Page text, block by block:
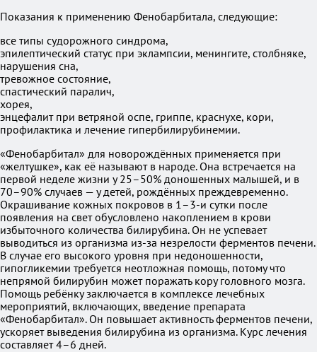
Показания к применению Фенобарбитала, следующие:
все типы судорожного синдрома,
эпилептический статус при эклампсии, менингите, столбняке,
нарушения сна,
тревожное состояние,
спастический паралич,
хорея,
энцефалит при ветряной оспе, гриппе, краснухе, кори,
профилактика и лечение гипербилирубинемии.
«Фенобарбитал» для новорождённых применяется при
«желтушке», как её называют в народе. Она встречается на
первой неделе жизни у 25–50% доношенных малышей, и в
70–90% случаев — у детей, рождённых преждевременно.
Окрашивание кожных покровов в 1–3-и сутки после
появления на свет обусловлено накоплением в крови
избыточного количества билирубина. Он не успевает
выводиться из организма из-за незрелости ферментов печени.
В случае его высокого уровня при недоношенности,
гипогликемии требуется неотложная помощь, потому что
непрямой билирубин может поражать кору головного мозга.
Помощь ребёнку заключается в комплексе лечебных
мероприятий, включающих, введение препарата
«Фенобарбитал». Он повышает активность ферментов печени,
ускоряет выведения билирубина из организма. Курс лечения
составляет 4–6 дней.